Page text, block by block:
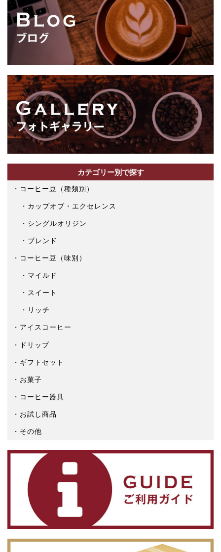
カテゴリー別で探す
コーヒー豆（種類別）
カップオブ・エクセレンス
シングルオリジン
ブレンド
コーヒー豆（味別）
マイルド
スイート
リッチ
アイスコーヒー
ドリップ
ギフトセット
お菓子
コーヒー器具
お試し商品
その他